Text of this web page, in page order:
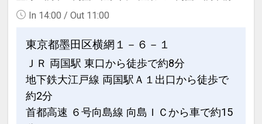
In 14:00 / Out 11:00
東京都墨田区横網１－６－１
ＪＲ 両国駅 東口から徒歩で約8分
地下鉄大江戸線 両国駅Ａ１出口から徒歩で
約2分
首都高速 ６号向島線 向島ＩＣから車で約15